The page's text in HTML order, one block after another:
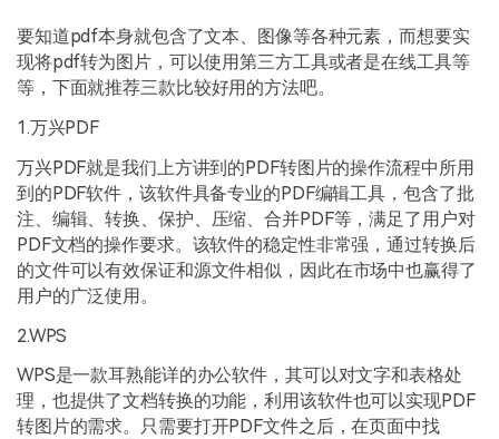
要知道pdf本身就包含了文本、图像等各种元素，而想要实
现将pdf转为图片，可以使用第三方工具或者是在线工具等
等，下面就推荐三款比较好用的方法吧。
1.万兴PDF
万兴PDF就是我们上方讲到的PDF转图片的操作流程中所用
到的PDF软件，该软件具备专业的PDF编辑工具，包含了批
注、编辑、转换、保护、压缩、合并PDF等，满足了用户对
PDF文档的操作要求。该软件的稳定性非常强，通过转换后
的文件可以有效保证和源文件相似，因此在市场中也赢得了
用户的广泛使用。
2.WPS
WPS是一款耳熟能详的办公软件，其可以对文字和表格处
理，也提供了文档转换的功能，利用该软件也可以实现PDF
转图片的需求。只需要打开PDF文件之后，在页面中找